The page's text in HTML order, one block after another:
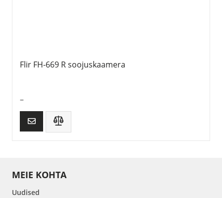
Flir FH-669 R soojuskaamera
–
MEIE KOHTA
Uudised